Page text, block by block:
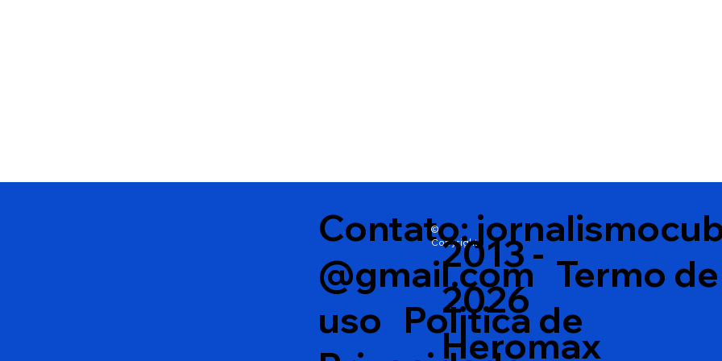
Contato:
@gmail.comTermo de
uso Politica de
©
Copyright
2013 -
2026
Heromax